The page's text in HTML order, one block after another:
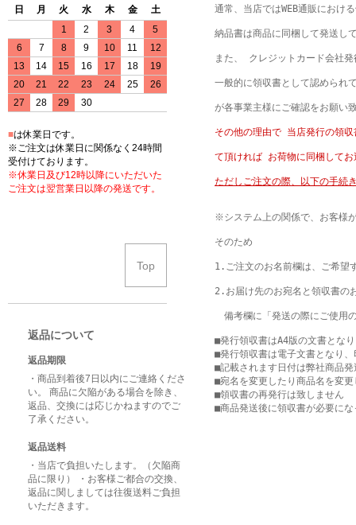
通常、当店ではWEB通販におけ
納品書は商品に同梱して発送し
また、 クレジットカード会社
一般的に領収書として認められ
が各事業主様にご確認をお願い
その他の理由で 当店発行の領
て頂ければ お荷物に同梱して
ただしご注文の際、以下の手続
※システム上の関係で、お客様
そのため
1.ご注文のお名前欄は、ご希望
2.お届け先のお宛名と領収書の
備考欄に「発送の際にご使用
■発行領収書はA4版の文書とな
■発行領収書は電子文書となり
■記載されます日付は弊社商品
■宛名を変更したり商品名を変
■領収書の再発行は致しません
■商品発送後に領収書が必要に
日
月 火 水 木 金
土
1
2 3 4
5
6
7 8 9 10 11
12
13
14 15 16 17 18
19
20
21 22 23 24 25
26
27
28 29 30
■は休業日です。
※ご注文は休業日に関係なく24時間
受付けております。
※休業日及び12時以降にいただいた
ご注文は翌営業日以降の発送です。
Top
返品について
返品期限
・商品到着後7日以内にご連絡くださ
い。 商品に欠陥がある場合を除き、
返品、交換には応じかねますのでご
了承ください。
返品送料
・当店で負担いたします。（欠陥商
品に限り） ・お客様ご都合の交換、
返品に関しましては往復送料ご負担
いただきます。